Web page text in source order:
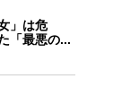
」は危
「最悪の...